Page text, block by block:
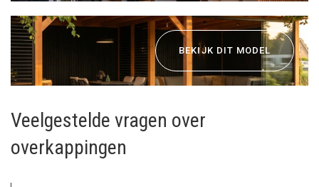
BEKIJK DIT MODEL
Veelgestelde vragen over
overkappingen